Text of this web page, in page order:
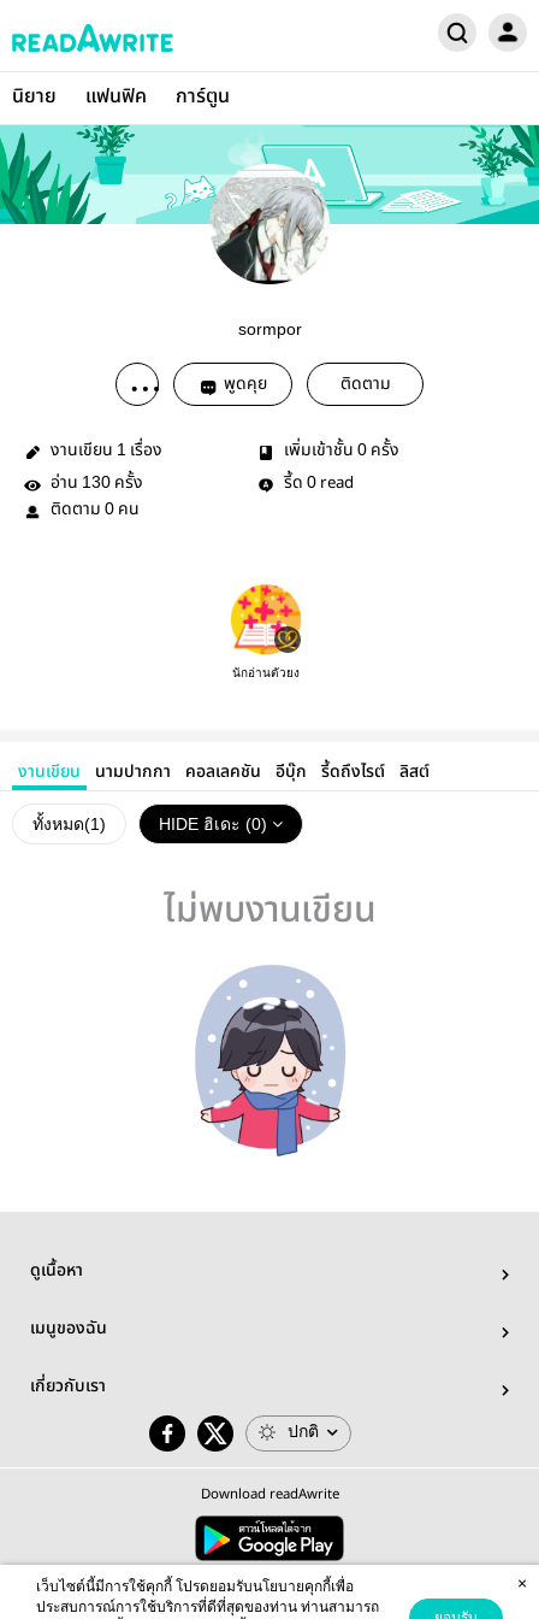
นิยาย แฟนฟิค การ์ตูน
sormpor
พูดคุย ติดตาม
งานเขียน 1 เรื่อง เพิ่มเข้าชั้น 0 ครั้ง
อ่าน 130 ครั้ง รี้ด 0 read
ติดตาม 0 คน
นักอ่านตัวยง
งานเขียน นามปากกา คอลเลคชัน อีบุ๊ก รี้ดถึงไรต์ ลิสต์
ทั้งหมด(1) HIDE ฮิเดะ (0)
ไม่พบงานเขียน
ดูเนื้อหา
เมนูของฉัน
เกี่ยวกับเรา
ปกติ
Download readAwrite
© 2026 readAwrite.com by MEB Corporation Public Company Limited
This site is protected by reCAPTCHA and the Google Privacy Policy Terms of Serviceapply.
เว็บไซต์นี้มีการใช้คุกกี้ โปรดยอมรับนโยบายคุกกี้เพื่อ
ประสบการณ์การใช้บริการที่ดีที่สุดของท่าน ท่านสามารถ
×